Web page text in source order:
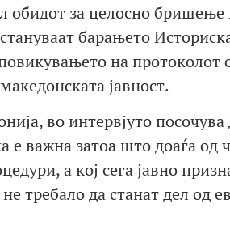
за целосно бришење
барањето
на протоколот
јавност.
во интервјуто
е важна затоа што доаѓа од
а кој сега јавно
требало да станат дел од